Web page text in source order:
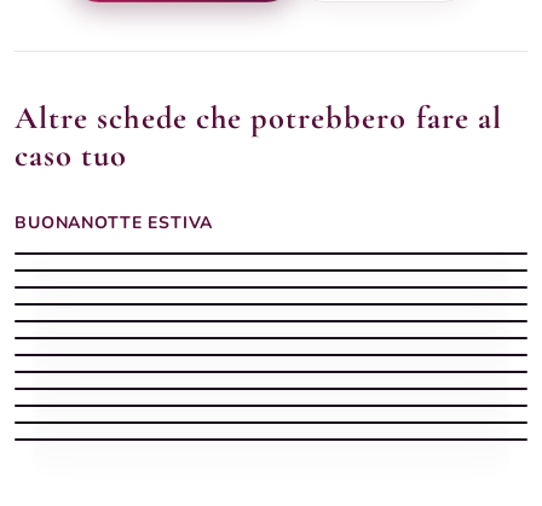
Altre schede che potrebbero fare al
caso tuo
BUONANOTTE ESTIVA
Buonanotte Estiva silenziosa con spiaggia
Buonanotte estiva
Buonanotte estiva con il mare e la luna sui tuoi sogni
Buonanotte estiva con luna piena tra i rami di gelsomino
Buonanotte Estiva stellata con mare
Buonanotte estiva
Buonanotte calda
Buonanotte estiva con luna piena tra fiori rossi notturni
Buonanotte estiva
Spiaggia notturno d'estate — buonanotte
Buonanotte estiva con barca sulla riva e luna piena sul mare